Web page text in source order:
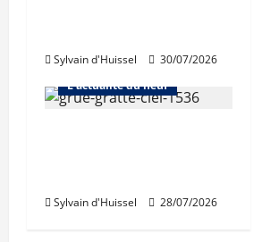
Sylvain d'Huissel 30/07/2026
Abonnés
L'actualité du neuf
Sylvain d'Huissel 28/07/2026